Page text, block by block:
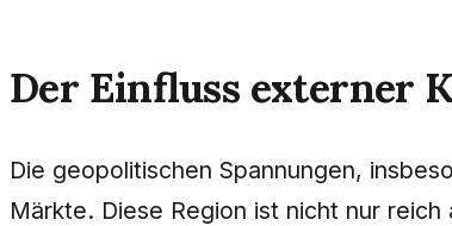
Der Einfluss externer
Die geopolitischen Spannungen,
Märkte. Diese Region ist nicht nur